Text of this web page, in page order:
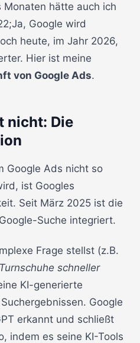
hätte auch ich
Google wird
heute, im Jahr 2026,
Hier ist meine
von Google Ads.
nicht: Die
Google Ads nicht so
ist Googles
Seit März 2025 ist die
Suche integriert.
Frage stellst (z.B.
schneller
KI-generierte
Google
erkannt und schließt
indem es seine KI-Tools